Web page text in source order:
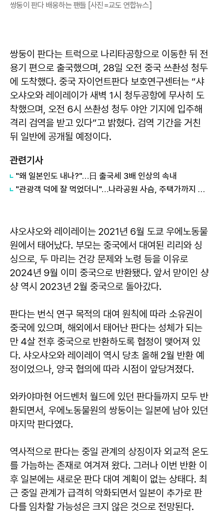
쌍둥이 판다 배웅하는 팬들 [사진=교도 연합뉴스]
쌍둥이 판다는 트럭으로 나리타공항으로 이동한 뒤 전
용기 편으로 출국했으며, 28일 오전 중국 쓰촨성 청두
에 도착했다. 중국 자이언트판다 보호연구센터는 “샤
오샤오와 레이레이가 새벽 1시 청두공항에 무사히 도
착했으며, 오전 6시 쓰촨성 청두 야안 기지에 입주해
격리 검역을 받고 있다”고 밝혔다. 검역 기간을 거친
뒤 일반에 공개될 예정이다.
관련기사
"왜 일본인도 내나?"…日 출국세 3배 인상의 속내
"관광객 덕에 잘 먹었더니"…나라공원 사슴, 주택가까지 내려왔다
샤오샤오와 레이레이는 2021년 6월 도쿄 우에노동물
원에서 태어났다. 부모는 중국에서 대여된 리리와 싱
싱으로, 두 마리는 건강 문제와 노령 등을 이유로
2024년 9월 이미 중국으로 반환됐다. 앞서 맏이인 샹
샹 역시 2023년 2월 중국으로 돌아갔다.
판다는 번식 연구 목적의 대여 원칙에 따라 소유권이
중국에 있으며, 해외에서 태어난 판다는 성체가 되는
만 4살 전후 중국으로 반환하도록 협정이 맺어져 있
다. 샤오샤오와 레이레이 역시 당초 올해 2월 반환 예
정이었으나, 양국 협의에 따라 시점이 앞당겨졌다.
와카야마현 어드벤처 월드에 있던 판다들까지 모두 반
환되면서, 우에노동물원의 쌍둥이는 일본에 남아 있던
마지막 판다였다.
역사적으로 판다는 중일 관계의 상징이자 외교적 온도
를 가늠하는 존재로 여겨져 왔다. 그러나 이번 반환 이
후 일본에는 새로운 판다 대여 계획이 없는 상태다. 최
근 중일 관계가 급격히 악화되면서 일본이 추가로 판
다를 임차할 가능성은 크지 않은 것으로 전망된다.